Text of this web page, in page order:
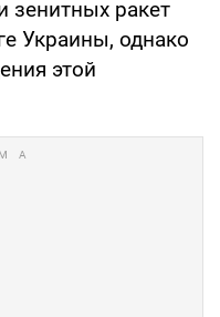
зенитных ракет
Украины, однако
этой